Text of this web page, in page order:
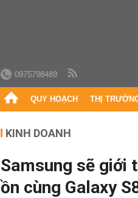
0975798489
QUY HOẠCH THỊ
KINH DOANH
Samsung sẽ giới
ồn cùng Galaxy